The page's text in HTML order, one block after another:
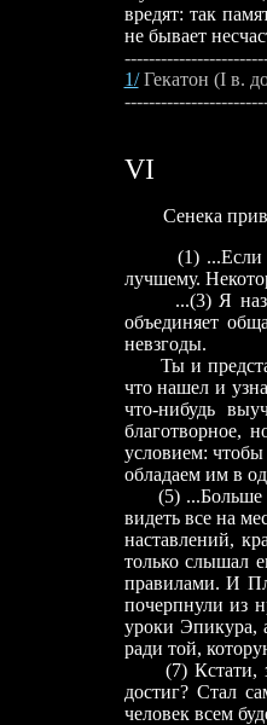
вредят: так
не бывает
1/Гекатон (I в.
VI
Сенека
(1) ...Если
лучшему.
...(3) Я
объединяет
невзгоды.
Ты и
что нашел и
что-нибудь
благотворное,
условием: чтобы
обладаем им в
(5) ...Больше
видеть все на
наставлений,
только слышал
правилами. И
почерпнули из
уроки Эпикура,
ради той,
(7) Кстати, за
достиг? Стал
человек всем